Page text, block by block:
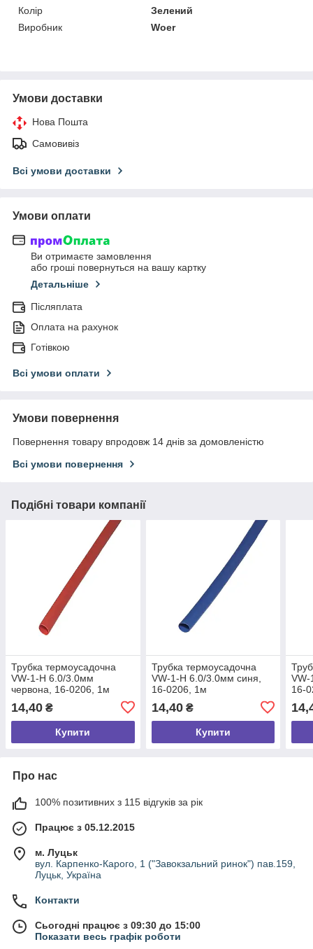
Колір
Зелений
Виробник
Woer
Умови доставки
Нова Пошта
Самовивіз
Всі умови доставки
Умови оплати
Ви отримаєте замовлення
або гроші повернуться на вашу картку
Детальніше
Післяплата
Оплата на рахунок
Готівкою
Всі умови оплати
Умови повернення
Повернення товару впродовж 14 днів за домовленістю
Всі умови повернення
Подібні товари компанії
Трубка термоусадочна
VW-1-H 6.0/3.0мм
червона, 16-0206, 1м
14,40 ₴
Купити
Трубка термоусадочна
VW-1-H 6.0/3.0мм синя,
16-0206, 1м
14,40₴
Купити
16-
Про нас
100% позитивних з 115 відгуків за рік
Працює з 05.12.2015
м. Луцьк
вул. Карпенко-Карого, 1 ("Завокзальний ринок") пав.159,
Луцьк, Україна
Контакти
Сьогодні працює з 09:30 до 15:00
Показати весь графік роботи